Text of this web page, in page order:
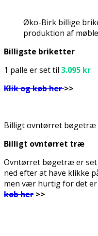
Øko-Birk billige
produktion af
Billigste briketter
1 palle er set til 3.095 kr
Klik og køb her>>
Billigt ovntørret bøgetræ
Billigt ovntørret træ
Ovntørret bøgetræ er
ned efter at have klikke
men vær hurtig for det
køb her >>